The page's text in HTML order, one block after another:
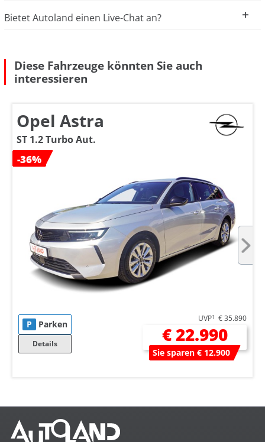
Bietet Autoland einen Live-Chat an?
Diese Fahrzeuge könnten Sie auch
interessieren
Opel Astra
ST 1.2 Turbo Aut.
-36%
P Parken
Details
UVP1 € 35.890
€ 22.990
Sie sparen € 12.900